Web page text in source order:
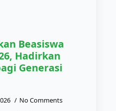
Beasiswa
Hadirkan
Generasi
No Comments